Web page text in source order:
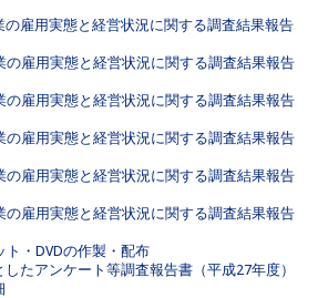
雇用実態と経営状況に関する調査結果報告
雇用実態と経営状況に関する調査結果報告
雇用実態と経営状況に関する調査結果報告
雇用実態と経営状況に関する調査結果報告
雇用実態と経営状況に関する調査結果報告
雇用実態と経営状況に関する調査結果報告
ト・DVDの作製・配布
たアンケート等調査報告書（平成27年度）